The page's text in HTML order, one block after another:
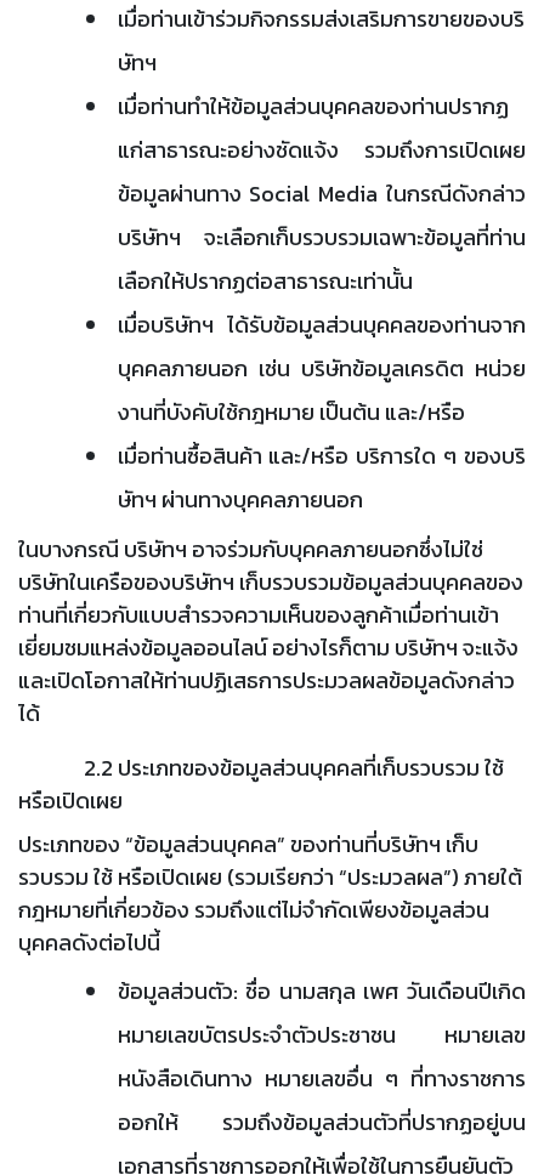
เมื่อท่านเข้าร่วมกิจกรรมส่งเสริมการขายของบริ
ษัทฯ
เมื่อท่านทำให้ข้อมูลส่วนบุคคลของท่านปรากฏ
แก่สาธารณะอย่างชัดแจ้ง รวมถึงการเปิดเผย
ข้อมูลผ่านทาง Social Media ในกรณีดังกล่าว
บริษัทฯ จะเลือกเก็บรวบรวมเฉพาะข้อมูลที่ท่าน
เลือกให้ปรากฏต่อสาธารณะเท่านั้น
เมื่อบริษัทฯ ได้รับข้อมูลส่วนบุคคลของท่านจาก
บุคคลภายนอก เช่น บริษัทข้อมูลเครดิต หน่วย
งานที่บังคับใช้กฎหมาย เป็นต้น และ/หรือ
เมื่อท่านซื้อสินค้า และ/หรือ บริการใด ๆ ของบริ
ษัทฯ ผ่านทางบุคคลภายนอก
ในบางกรณี บริษัทฯ อาจร่วมกับบุคคลภายนอกซึ่งไม่ใช่
บริษัทในเครือของบริษัทฯ เก็บรวบรวมข้อมูลส่วนบุคคลของ
ท่านที่เกี่ยวกับแบบสำรวจความเห็นของลูกค้าเมื่อท่านเข้า
เยี่ยมชมแหล่งข้อมูลออนไลน์ อย่างไรก็ตาม บริษัทฯ จะแจ้ง
และเปิดโอกาสให้ท่านปฏิเสธการประมวลผลข้อมูลดังกล่าว
ได้
2.2 ประเภทของข้อมูลส่วนบุคคลที่เก็บรวบรวม ใช้
หรือเปิดเผย
ประเภทของ “ข้อมูลส่วนบุคคล” ของท่านที่บริษัทฯ เก็บ
รวบรวม ใช้ หรือเปิดเผย (รวมเรียกว่า “ประมวลผล”) ภายใต้
กฎหมายที่เกี่ยวข้อง รวมถึงแต่ไม่จำกัดเพียงข้อมูลส่วน
บุคคลดังต่อไปนี้
ข้อมูลส่วนตัว: ชื่อ นามสกุล เพศ วันเดือนปีเกิด
หมายเลขบัตรประจำตัวประชาชน หมายเลข
หนังสือเดินทาง หมายเลขอื่น ๆ ที่ทางราชการ
ออกให้ รวมถึงข้อมูลส่วนตัวที่ปรากฏอยู่บน
เอกสารที่ราชการออกให้เพื่อใช้ในการยืนยันตัว